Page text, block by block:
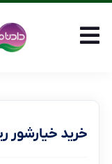
خرید خیارشور